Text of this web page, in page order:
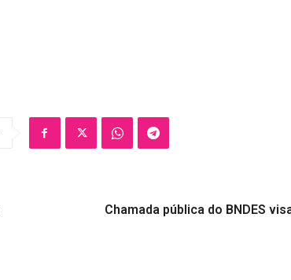
Chamada pública do BNDES